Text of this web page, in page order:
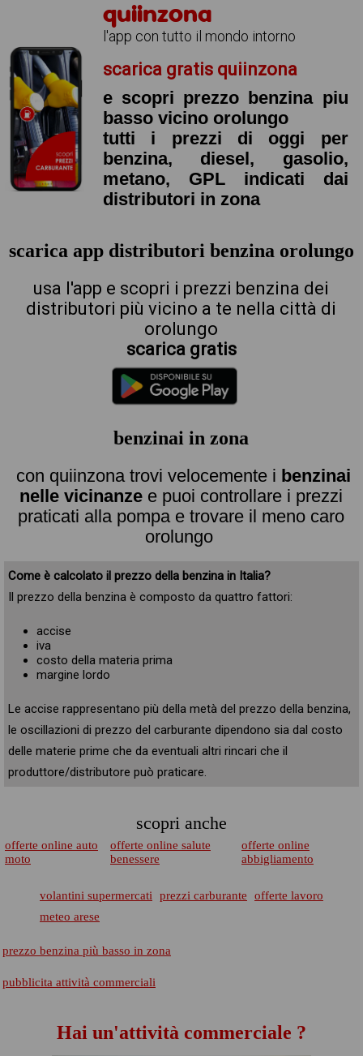
quiinzona
l'app con tutto il mondo intorno
scarica gratis quiinzona
e scopri prezzo benzina piu
basso vicino orolungo
tutti i prezzi di oggi per
benzina, diesel, gasolio,
metano, GPL indicati dai
distributori in zona
scarica app distributori benzina orolungo
usa l'app e scopri i prezzi benzina dei
distributori più vicino a te nella città di
orolungo
scarica gratis
benzinai in zona
con quiinzona trovi velocemente i benzinai
nelle vicinanze e puoi controllare i prezzi
praticati alla pompa e trovare il meno caro
orolungo
Come è calcolato il prezzo della benzina in Italia?
Il prezzo della benzina è composto da quattro fattori:
accise
iva
costo della materia prima
margine lordo
Le accise rappresentano più della metà del prezzo della benzina,
le oscillazioni di prezzo del carburante dipendono sia dal costo
delle materie prime che da eventuali altri rincari che il
produttore/distributore può praticare.
scopri anche
offerte online auto
moto
offerte online salute
benessere
offerte online
abbigliamento
volantini supermercati prezzi carburante
offerte lavoro
meteo arese
prezzo benzina più basso in zona
pubblicita attività commerciali
Hai un'attività commerciale ?